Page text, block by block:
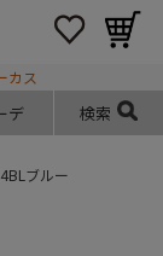
カス
デ 検索
ブルー